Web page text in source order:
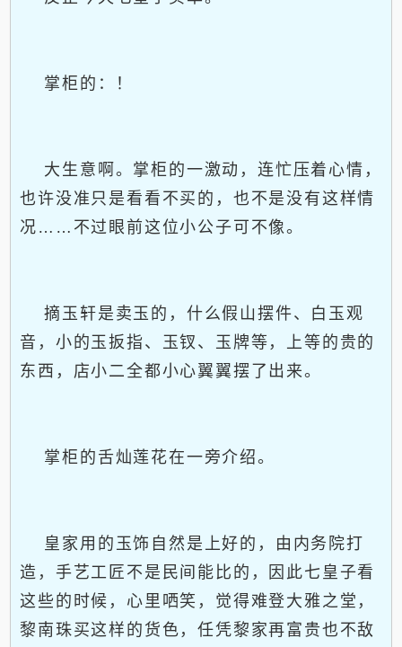
掌柜的：！
大生意啊。掌柜的一激动，连忙压着心情，
也许没准只是看看不买的，也不是没有这样情
况……不过眼前这位小公子可不像。
摘玉轩是卖玉的，什么假山摆件、白玉观
音，小的玉扳指、玉钗、玉牌等，上等的贵的
东西，店小二全都小心翼翼摆了出来。
掌柜的舌灿莲花在一旁介绍。
皇家用的玉饰自然是上好的，由内务院打
造，手艺工匠不是民间能比的，因此七皇子看
这些的时候，心里哂笑，觉得难登大雅之堂，
黎南珠买这样的货色，任凭黎家再富贵也不敌